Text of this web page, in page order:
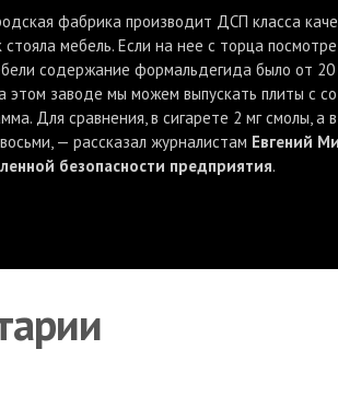
фабрика производит ДСП класса
мебель. Если на нее с торца
содержание формальдегида было от
этом заводе мы можем выпускать плиты с
Для сравнения, в сигарете 2 мг смолы,
— рассказал журналистам Евгений
безопасности предприятия.